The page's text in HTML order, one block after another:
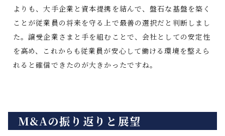
よりも、大手企業と資本提携を結んで、盤石な基盤を築く
ことが従業員の将来を守る上で最善の選択だと判断しまし
た。譲受企業さまと手を組むことで、会社としての安定性
を高め、これからも従業員が安心して働ける環境を整えら
れると確信できたのが大きかったですね。
M&Aの振り返りと展望